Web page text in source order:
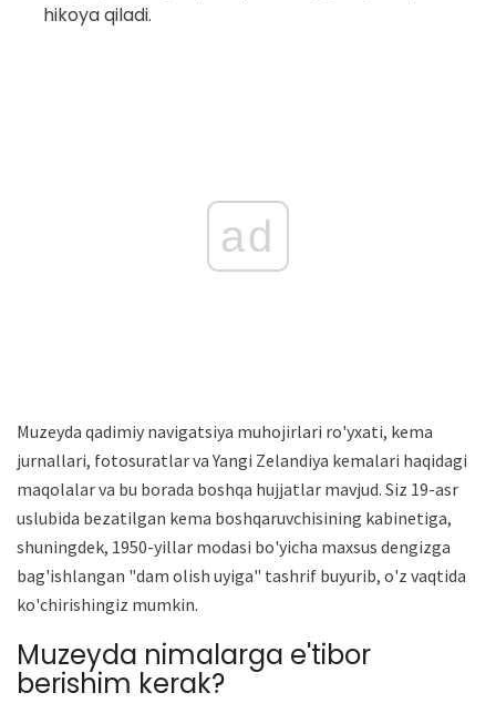
hikoya qiladi.
ad
Muzeyda qadimiy navigatsiya muhojirlari ro'yxati, kema
jurnallari, fotosuratlar va Yangi Zelandiya kemalari haqidagi
maqolalar va bu borada boshqa hujjatlar mavjud. Siz 19-asr
uslubida bezatilgan kema boshqaruvchisining kabinetiga,
shuningdek, 1950-yillar modasi bo'yicha maxsus dengizga
bag'ishlangan "dam olish uyiga" tashrif buyurib, o'z vaqtida
ko'chirishingiz mumkin.
Muzeyda nimalarga e'tibor
berishim kerak?